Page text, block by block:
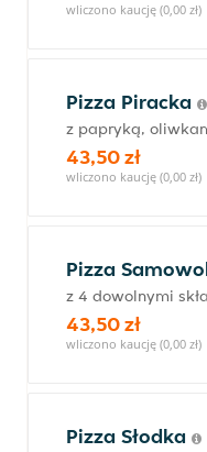
wliczono kaucję (0,00 zł)
Pizza Piracka
z papryką,
43,50 zł
wliczono kaucję (0,00 zł)
Pizza
z 4 dowolnymi
43,50 zł
wliczono kaucję (0,00 zł)
Pizza Słodka